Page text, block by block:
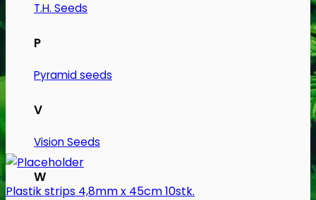
T.H. Seeds
P
Pyramid seeds
V
Vision Seeds
W
Plastik strips 4,8mm x 45cm 10stk.